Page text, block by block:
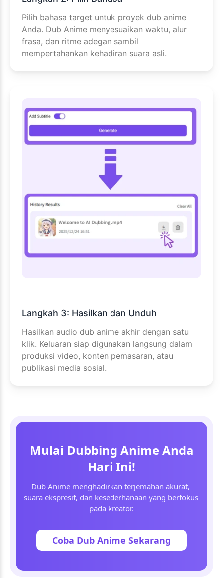
Pilih bahasa target untuk proyek dub anime
Anda. Dub Anime menyesuaikan waktu, alur
frasa, dan ritme adegan sambil
mempertahankan kehadiran suara asli.
Langkah 3: Hasilkan dan Unduh
Hasilkan audio dub anime akhir dengan satu
klik. Keluaran siap digunakan langsung dalam
produksi video, konten pemasaran, atau
publikasi media sosial.
Mulai Dubbing Anime Anda
Hari Ini!
Dub Anime menghadirkan terjemahan akurat,
suara ekspresif, dan kesederhanaan yang berfokus
pada kreator.
Coba Dub Anime Sekarang